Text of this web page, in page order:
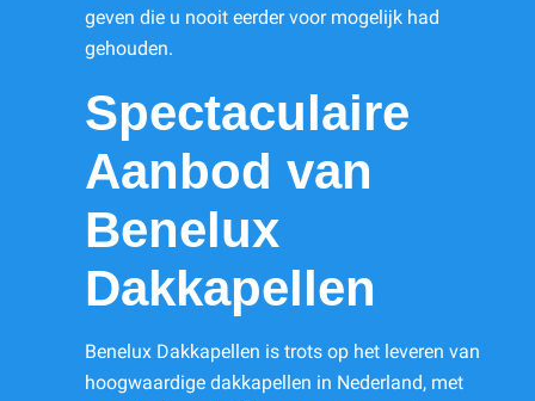
geven die u nooit eerder voor mogelijk had
gehouden.
Spectaculaire
Aanbod van
Benelux
Dakkapellen
Benelux Dakkapellen is trots op het leveren van
hoogwaardige dakkapellen in Nederland, met